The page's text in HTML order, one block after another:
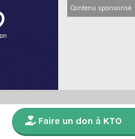
Contenu sponsorisé
Faire un don à KTO